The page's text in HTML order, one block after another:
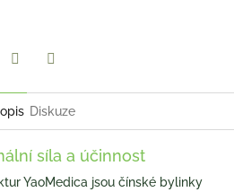
Diskuze
síla a účinnost
YaoMedica jsou čínské bylinky